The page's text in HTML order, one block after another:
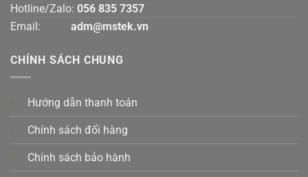
Hotline/Zalo: 056 835 7357
Email:
adm@mstek.vn
CHÍNH SÁCH CHUNG
Hướng dẫn thanh toán
Chính sách đổi hàng
Chính sách bảo hành